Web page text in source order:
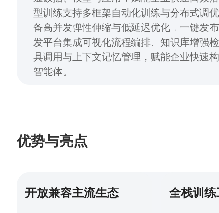
型训练支持多框架自动化训练与分布式调
备高并发弹性伸缩与低延迟优化，一键发
发平台集成可视化流程编排、知识库增强
具调用与上下文记忆管理，赋能企业快速
智能体。
优势与亮点
开放兼容主流生态 全栈训练